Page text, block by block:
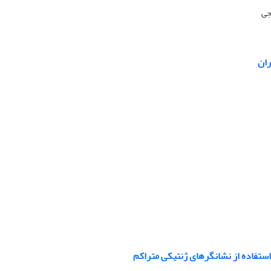
از نشانگرهای ژنتیکی متراکم